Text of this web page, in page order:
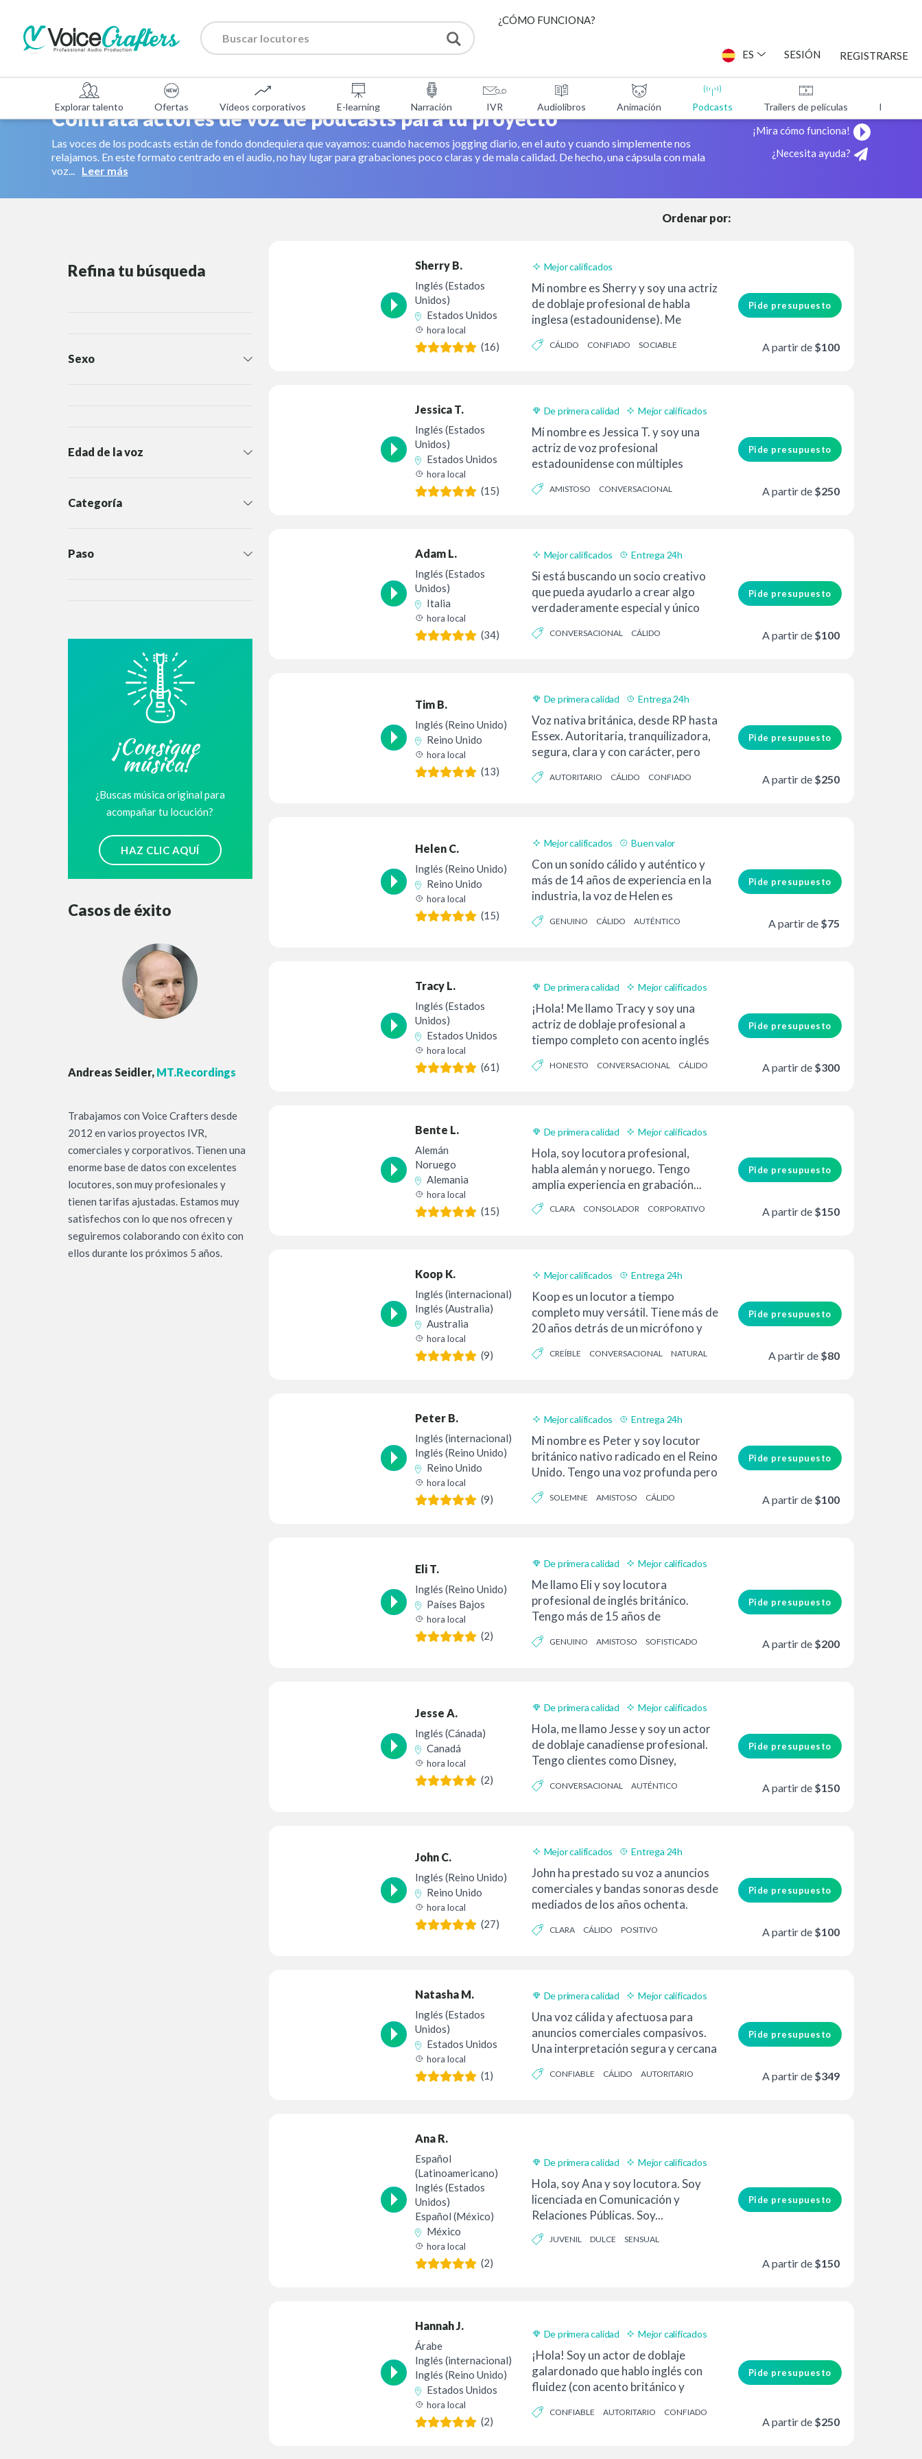
¿CÓMO FUNCIONA?
HERRAMIENTAS GRATUITAS
FAQ
SOBRE NOSOTROS
ES SESIÓN REGISTRARSE
Explorar talento Ofertas Vídeos corporativos E-learning Narración IVR Audiolibros Animación Podcasts Trailers de películas
Contrata actores de voz de podcasts para tu proyecto
Las voces de los podcasts están de fondo dondequiera que vayamos: cuando hacemos jogging diario, en el auto y cuando simplemente nos
relajamos. En este formato centrado en el audio, no hay lugar para grabaciones poco claras y de mala calidad. De hecho, una cápsula con mala
voz... Leer más
¡Mira cómo funciona!
¿Necesita ayuda?
Ordenar por:
Refina tu búsqueda
Sexo
Edad de la voz
Categoría
Paso
¡Consigue
música!
¿Buscas música original para
acompañar tu locución?
HAZ CLIC AQUÍ
Casos de éxito
Andreas Seidler, MT.Recordings
Trabajamos con Voice Crafters desde
2012 en varios proyectos IVR,
comerciales y corporativos. Tienen una
enorme base de datos con excelentes
locutores, son muy profesionales y
tienen tarifas ajustadas. Estamos muy
satisfechos con lo que nos ofrecen y
seguiremos colaborando con éxito con
ellos durante los próximos 5 años.
Sherry B.
Inglés (Estados
Unidos)
Estados Unidos
hora local
(16)
Mejor calificados
Mi nombre es Sherry y soy una actriz
de doblaje profesional de habla
inglesa (estadounidense). Me
CÁLIDO CONFIADO SOCIABLE
Pide presupuesto
A partir de $100
Jessica T.
Inglés (Estados
Unidos)
Estados Unidos
hora local
(15)
De primera calidad
Mejor calificados
Entrega 24h
Mi nombre es Jessica T. y soy una
actriz de voz profesional
estadounidense con múltiples
AMISTOSO CONVERSACIONAL
Pide presupuesto
A partir de $250
Adam L.
Inglés (Estados
Unidos)
Italia
hora local
(34)
Mejor calificados Entrega 24h
Si está buscando un socio creativo
que pueda ayudarlo a crear algo
verdaderamente especial y único
CONVERSACIONAL CÁLIDO
Pide presupuesto
A partir de $100
Tim B.
Inglés (Reino Unido)
Reino Unido
hora local
(13)
De primera calidad Entrega 24h
Voz nativa británica, desde RP hasta
Essex. Autoritaria, tranquilizadora,
segura, clara y con carácter, pero
AUTORITARIO CÁLIDO CONFIADO
Pide presupuesto
A partir de $250
Helen C.
Inglés (Reino Unido)
Reino Unido
hora local
(15)
Mejor calificados Buen valor
Con un sonido cálido y auténtico y
más de 14 años de experiencia en la
industria, la voz de Helen es
GENUINO CÁLIDO AUTÉNTICO
Pide presupuesto
A partir de $75
Tracy L.
Inglés (Estados
Unidos)
Estados Unidos
hora local
(61)
De primera calidad
Mejor calificados
Entrega 24h
¡Hola! Me llamo Tracy y soy una
actriz de doblaje profesional a
tiempo completo con acento inglés
HONESTO CONVERSACIONAL CÁLIDO
Pide presupuesto
A partir de $300
Bente L.
Alemán
Noruego
Alemania
hora local
(15)
De primera calidad
Mejor calificados
Entrega 24h
Hola, soy locutora profesional,
habla alemán y noruego. Tengo
amplia experiencia en grabación...
CLARA CONSOLADOR CORPORATIVO
Pide presupuesto
A partir de $150
Koop K.
Inglés (internacional)
Inglés (Australia)
Australia
hora local
(9)
Mejor calificados Entrega 24h
Koop es un locutor a tiempo
completo muy versátil. Tiene más de
20 años detrás de un micrófono y
CREÍBLE CONVERSACIONAL NATURAL
Pide presupuesto
A partir de $80
Peter B.
Inglés (internacional)
Inglés (Reino Unido)
Reino Unido
hora local
(9)
Mejor calificados Entrega 24h
Mi nombre es Peter y soy locutor
británico nativo radicado en el Reino
Unido. Tengo una voz profunda pero
SOLEMNE AMISTOSO CÁLIDO
Pide presupuesto
A partir de $100
Eli T.
Inglés (Reino Unido)
Países Bajos
hora local
(2)
De primera calidad
Mejor calificados
Entrega 24h
Me llamo Eli y soy locutora
profesional de inglés británico.
Tengo más de 15 años de
GENUINO AMISTOSO SOFISTICADO
Pide presupuesto
A partir de $200
Jesse A.
Inglés (Cánada)
Canadá
hora local
(2)
De primera calidad
Mejor calificados
Entrega 24h
Hola, me llamo Jesse y soy un actor
de doblaje canadiense profesional.
Tengo clientes como Disney,
CONVERSACIONAL AUTÉNTICO
Pide presupuesto
A partir de $150
John C.
Inglés (Reino Unido)
Reino Unido
hora local
(27)
Mejor calificados Entrega 24h
John ha prestado su voz a anuncios
comerciales y bandas sonoras desde
mediados de los años ochenta.
escuchado...
CLARA CÁLIDO POSITIVO
Pide presupuesto
A partir de $100
Natasha M.
Inglés (Estados
Unidos)
Estados Unidos
hora local
(1)
De primera calidad
Mejor calificados
Entrega 24h
Una voz cálida y afectuosa para
anuncios comerciales compasivos.
Una interpretación segura y cercana
CONFIABLE CÁLIDO AUTORITARIO
Pide presupuesto
A partir de $349
Ana R.
Español
(Latinoamericano)
Inglés (Estados
Unidos)
Español (México)
México
hora local
(2)
De primera calidad
Mejor calificados
Entrega 24h
Hola, soy Ana y soy locutora. Soy
licenciada en Comunicación y
Relaciones Públicas. Soy...
JUVENIL DULCE SENSUAL
Pide presupuesto
A partir de $150
Hannah J.
Árabe
Inglés (internacional)
Inglés (Reino Unido)
Estados Unidos
hora local
(2)
De primera calidad Mejor calificados
¡Hola! Soy un actor de doblaje
galardonado que hablo inglés con
fluidez (con acento británico y
CONFIABLE AUTORITARIO CONFIADO
Pide presupuesto
A partir de $250